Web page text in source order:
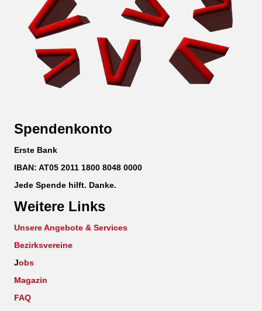
Spendenkonto
Erste Bank
IBAN: AT05 2011 1800 8048 0000
Jede Spende hilft. Danke.
Weitere Links
Unsere Angebote & Services
Bezirksvereine
Jobs
Magazin
FAQ